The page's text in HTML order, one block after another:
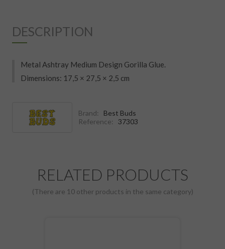
DESCRIPTION
Metal Ashtray Medium Design Gorilla Glue.
Dimensions: 17,5 × 27,5 × 2,5 cm
Brand:
Best Buds
Reference:
37303
RELATED PRODUCTS
(There are 10 other products in the same category)